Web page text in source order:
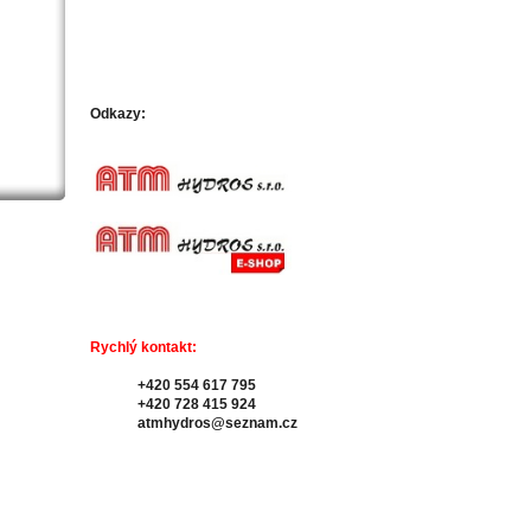
Odkazy:
Rychlý kontakt:
+420 554 617 795
+420 728 415 924
atmhydros@seznam.cz